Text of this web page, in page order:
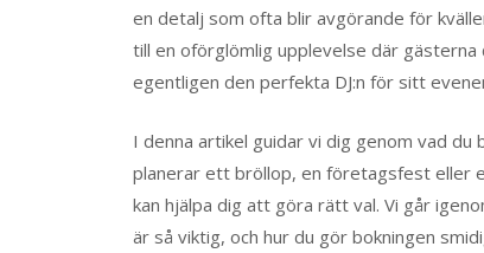
en detalj som ofta blir avgörande för
till en oförglömlig upplevelse där gästerna
egentligen den perfekta DJ:n för sitt
I denna artikel guidar vi dig genom vad
planerar ett bröllop, en företagsfest eller
kan hjälpa dig att göra rätt val. Vi går
är så viktig, och hur du gör bokningen